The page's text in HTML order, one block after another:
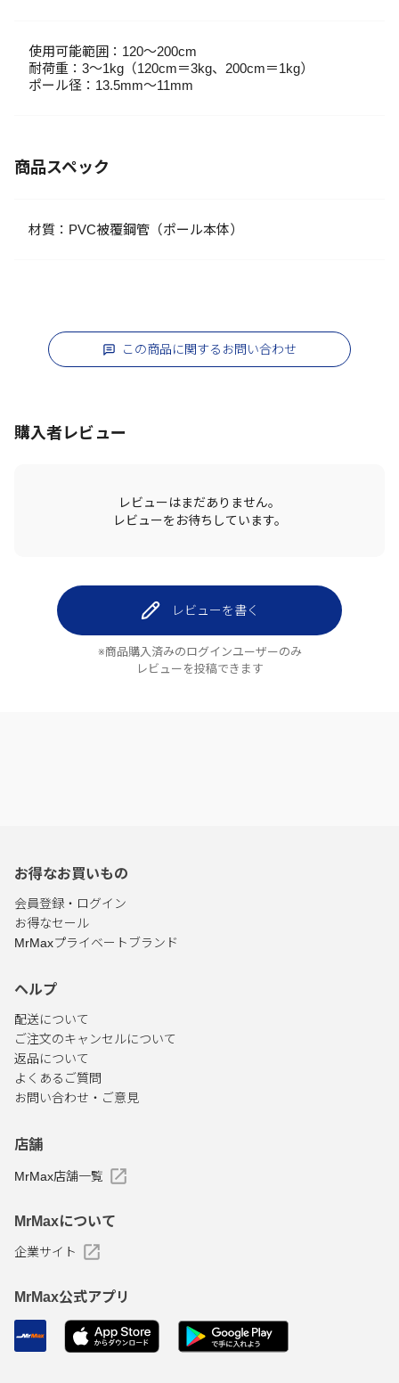
使用可能範囲：120～200cm
耐荷重：3～1kg（120cm＝3kg、200cm＝1kg）
ポール径：13.5mm～11mm
商品スペック
材質：PVC被覆鋼管（ポール本体）
この商品に関するお問い合わせ
購入者レビュー
レビューはまだありません。
レビューをお待ちしています。
レビューを書く
※商品購入済みのログインユーザーのみ
レビューを投稿できます
お得なお買いもの
会員登録・ログイン
お得なセール
MrMaxプライベートブランド
ヘルプ
配送について
ご注文のキャンセルについて
返品について
よくあるご質問
お問い合わせ・ご意見
店舗
MrMax店舗一覧
MrMaxについて
企業サイト
MrMax公式アプリ